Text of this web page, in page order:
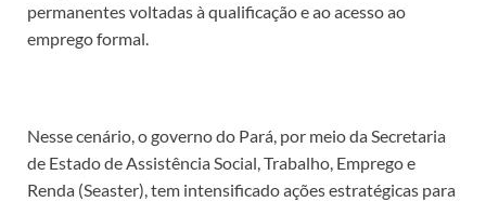
permanentes voltadas à qualificação e ao acesso ao
emprego formal.
Nesse cenário, o governo do Pará, por meio da Secretaria
de Estado de Assistência Social, Trabalho, Emprego e
Renda (Seaster), tem intensificado ações estratégicas para